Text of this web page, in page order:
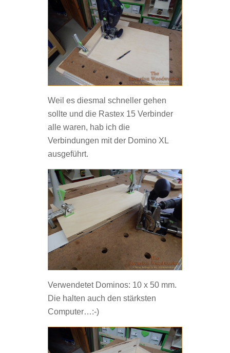
Weil es diesmal schneller gehen
sollte und die Rastex 15 Verbinder
alle waren, hab ich die
Verbindungen mit der Domino XL
ausgeführt.
Verwendetet Dominos: 10 x 50 mm.
Die halten auch den stärksten
Computer…:-)